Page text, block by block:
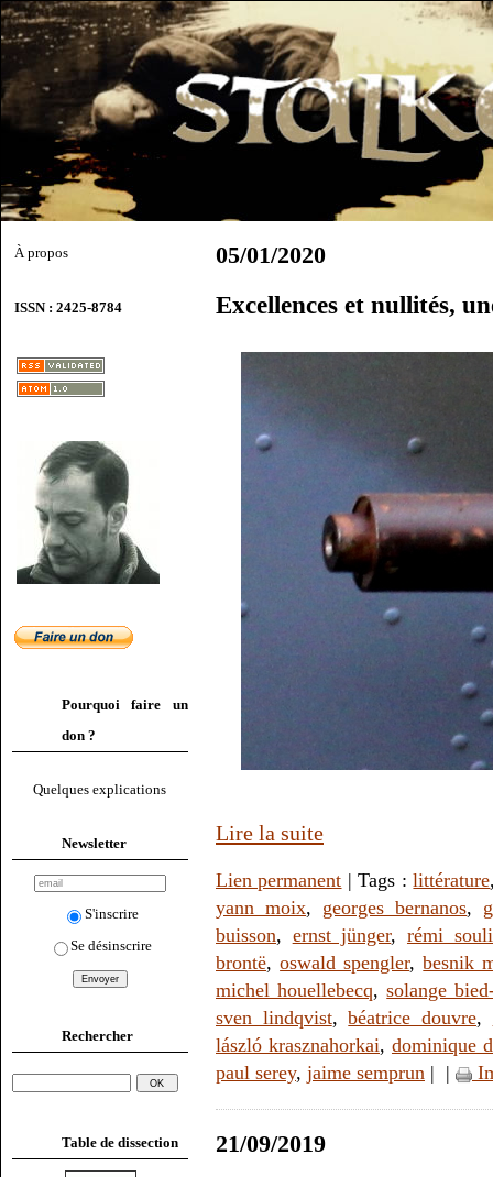
À propos
ISSN : 2425-8784
Pourquoi faire un
don ?
Quelques explications
Newsletter
S'inscrire
Se désinscrire
Rechercher
Table de dissection
05/01/2020
Excellences et nullités,
Lire la suite
Lien permanent | Tags :littérature
yann moix, georges bernanos,
buisson, ernst jünger, rémi
brontë,oswald spengler,besnik
michel houellebecq,solange
sven lindqvist,béatrice douvre,
lászló krasznahorkai, dominique
paul serey, jaime semprun | |
21/09/2019